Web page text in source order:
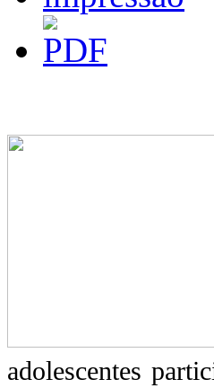
adolescentes